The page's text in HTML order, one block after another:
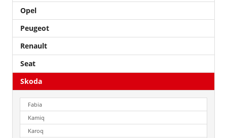
Opel
Peugeot
Renault
Seat
Skoda
Fabia
Kamiq
Karoq